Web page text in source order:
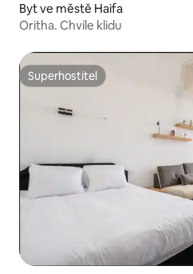
Byt ve městě Haifa
Oritha. Chvíle klidu
Superhostitel
Superhostitel